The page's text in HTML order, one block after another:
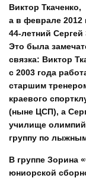
Виктор Ткаченко,
а в феврале 2012
44-летний Сергей
Это была
связка: Виктор
с 2003 года
старшим
краевого
(ныне ЦСП), а
училище
группу по
В группе Зорина
юниорской